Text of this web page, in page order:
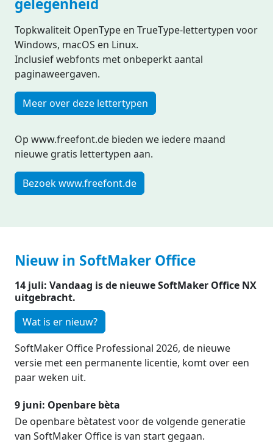
Topkwaliteit OpenType en TrueType-lettertypen voor
Windows, macOS en Linux.
Inclusief webfonts met onbeperkt aantal
paginaweergaven.
Meer over deze lettertypen
Op www.freefont.de bieden we iedere maand
nieuwe gratis lettertypen aan.
Bezoek www.freefont.de
Nieuw in SoftMaker Office
14 juli: Vandaag is de nieuwe SoftMaker Office NX
uitgebracht.
Wat is er nieuw?
SoftMaker Office Professional 2026, de nieuwe
versie met een permanente licentie, komt over een
paar weken uit.
9 juni: Openbare bèta
De openbare bètatest voor de volgende generatie
van SoftMaker Office is van start gegaan.